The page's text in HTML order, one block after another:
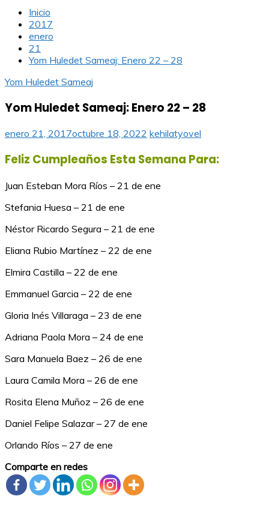
Inicio
2017
enero
21
Yom Huledet Sameaj: Enero 22 – 28
Yom Huledet Sameaj
Yom Huledet Sameaj: Enero 22 – 28
enero 21, 2017octubre 18, 2022 kehilatyovel
Feliz Cumpleaños Esta Semana Para:
Juan Esteban Mora Ríos – 21 de ene
Stefania Huesa – 21 de ene
Néstor Ricardo Segura – 21 de ene
Eliana Rubio Martínez – 22 de ene
Elmira Castilla – 22 de ene
Emmanuel Garcia – 22 de ene
Gloria Inés Villaraga – 23 de ene
Adriana Paola Mora – 24 de ene
Sara Manuela Baez – 26 de ene
Laura Camila Mora – 26 de ene
Rosita Elena Muñoz – 26 de ene
Daniel Felipe Salazar – 27 de ene
Orlando Ríos – 27 de ene
Comparte en redes